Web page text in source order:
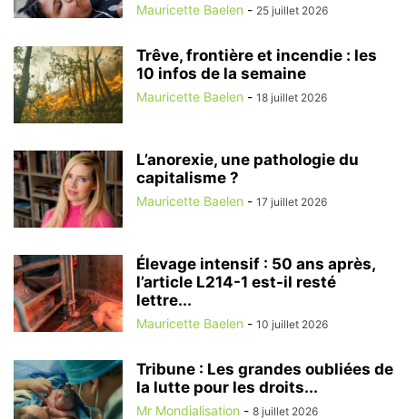
Mauricette Baelen - 25 juillet 2026
Trêve, frontière et incendie : les
10 infos de la semaine
Mauricette Baelen - 18 juillet 2026
L’anorexie, une pathologie du
capitalisme ?
Mauricette Baelen - 17 juillet 2026
Élevage intensif : 50 ans après,
l’article L214-1 est-il resté
lettre...
Mauricette Baelen - 10 juillet 2026
Tribune : Les grandes oubliées de
la lutte pour les droits...
Mr Mondialisation - 8 juillet 2026